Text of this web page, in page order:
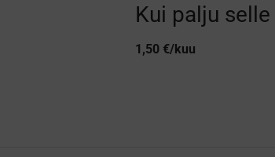
Kui palju
1,50 €/kuu